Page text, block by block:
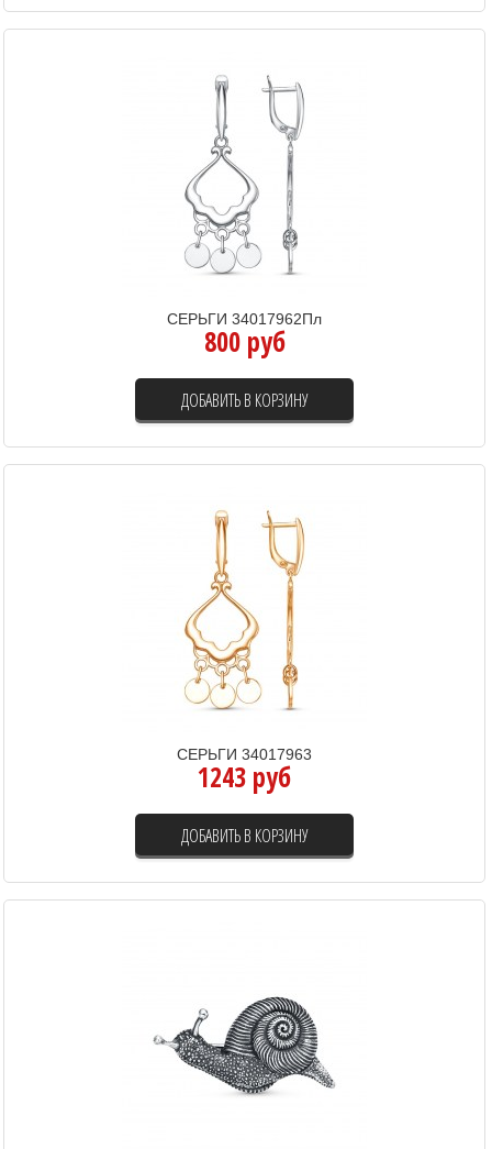
СЕРЬГИ 34017962Пл
800 руб
ДОБАВИТЬ В КОРЗИНУ
СЕРЬГИ 34017963
1243 руб
ДОБАВИТЬ В КОРЗИНУ